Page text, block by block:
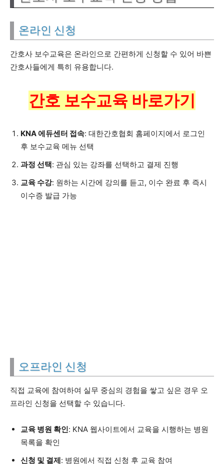
온라인 신청
간호사 보수교육은 온라인으로 간편하게 신청할 수 있어 바쁜
간호사들에게 특히 유용합니다.
간호 보수교육 바로가기
KNA 에듀센터 접속: 대한간호협회 홈페이지에서 로그인
후 보수교육 메뉴 선택
과정 선택: 관심 있는 강좌를 선택하고 결제 진행
교육 수강: 원하는 시간에 강의를 듣고, 이수 완료 후 즉시
이수증 발급 가능
오프라인 신청
직접 교육에 참여하여 실무 중심의 경험을 쌓고 싶은 경우 오
프라인 신청을 선택할 수 있습니다.
교육 병원 확인: KNA 웹사이트에서 교육을 시행하는 병원
목록을 확인
신청 및 결제: 병원에서 직접 신청 후 교육 참여